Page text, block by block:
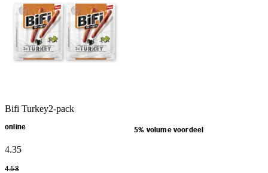
Bifi Turkey2-pack
online 5% volume voordeel
4.35
4.58